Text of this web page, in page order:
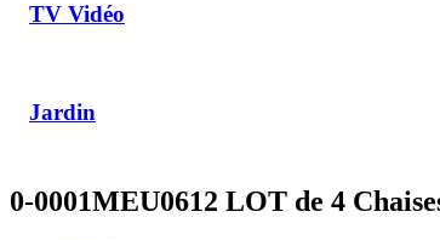
TV Vidéo
Jardin
0-0001MEU0612 LOT de 4